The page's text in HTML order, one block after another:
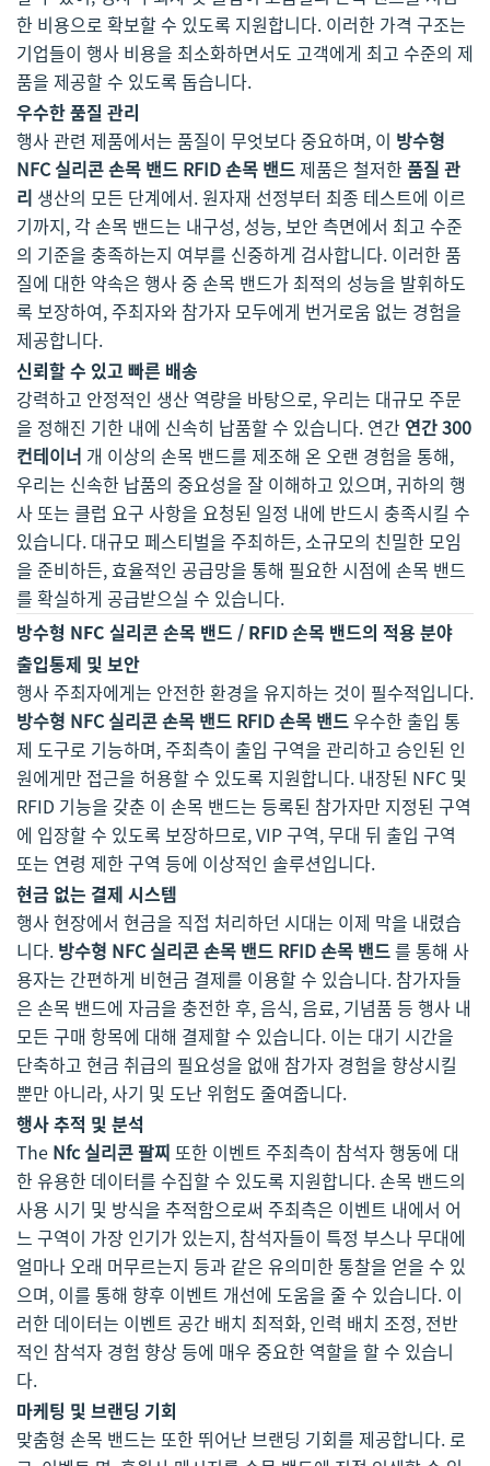
한 비용으로 확보할 수 있도록 지원합니다. 이러한 가격 구조는
기업들이 행사 비용을 최소화하면서도 고객에게 최고 수준의 제
품을 제공할 수 있도록 돕습니다.
우수한 품질 관리
행사 관련 제품에서는 품질이 무엇보다 중요하며, 이 방수형
NFC 실리콘 손목 밴드 RFID 손목 밴드제품은 철저한품질 관
리 생산의 모든 단계에서. 원자재 선정부터 최종 테스트에 이르
기까지, 각 손목 밴드는 내구성, 성능, 보안 측면에서 최고 수준
의 기준을 충족하는지 여부를 신중하게 검사합니다. 이러한 품
질에 대한 약속은 행사 중 손목 밴드가 최적의 성능을 발휘하도
록 보장하여, 주최자와 참가자 모두에게 번거로움 없는 경험을
제공합니다.
신뢰할 수 있고 빠른 배송
강력하고 안정적인 생산 역량을 바탕으로, 우리는 대규모 주문
을 정해진 기한 내에 신속히 납품할 수 있습니다. 연간 연간 300
컨테이너 개 이상의 손목 밴드를 제조해 온 오랜 경험을 통해,
우리는 신속한 납품의 중요성을 잘 이해하고 있으며, 귀하의 행
사 또는 클럽 요구 사항을 요청된 일정 내에 반드시 충족시킬 수
있습니다. 대규모 페스티벌을 주최하든, 소규모의 친밀한 모임
을 준비하든, 효율적인 공급망을 통해 필요한 시점에 손목 밴드
를 확실하게 공급받으실 수 있습니다.
방수형 NFC 실리콘 손목 밴드 / RFID 손목 밴드의 적용 분야
출입통제 및 보안
행사 주최자에게는 안전한 환경을 유지하는 것이 필수적입니다.
방수형 NFC 실리콘 손목 밴드 RFID 손목 밴드우수한 출입 통
제 도구로 기능하며, 주최측이 출입 구역을 관리하고 승인된 인
원에게만 접근을 허용할 수 있도록 지원합니다. 내장된 NFC 및
RFID 기능을 갖춘 이 손목 밴드는 등록된 참가자만 지정된 구역
에 입장할 수 있도록 보장하므로, VIP 구역, 무대 뒤 출입 구역
또는 연령 제한 구역 등에 이상적인 솔루션입니다.
현금 없는 결제 시스템
행사 현장에서 현금을 직접 처리하던 시대는 이제 막을 내렸습
니다. 방수형 NFC 실리콘 손목 밴드 RFID 손목 밴드를 통해 사
용자는 간편하게 비현금 결제를 이용할 수 있습니다. 참가자들
은 손목 밴드에 자금을 충전한 후, 음식, 음료, 기념품 등 행사 내
모든 구매 항목에 대해 결제할 수 있습니다. 이는 대기 시간을
단축하고 현금 취급의 필요성을 없애 참가자 경험을 향상시킬
뿐만 아니라, 사기 및 도난 위험도 줄여줍니다.
행사 추적 및 분석
The Nfc 실리콘 팔찌 또한 이벤트 주최측이 참석자 행동에 대
한 유용한 데이터를 수집할 수 있도록 지원합니다. 손목 밴드의
사용 시기 및 방식을 추적함으로써 주최측은 이벤트 내에서 어
느 구역이 가장 인기가 있는지, 참석자들이 특정 부스나 무대에
얼마나 오래 머무르는지 등과 같은 유의미한 통찰을 얻을 수 있
으며, 이를 통해 향후 이벤트 개선에 도움을 줄 수 있습니다. 이
러한 데이터는 이벤트 공간 배치 최적화, 인력 배치 조정, 전반
적인 참석자 경험 향상 등에 매우 중요한 역할을 할 수 있습니
다.
마케팅 및 브랜딩 기회
맞춤형 손목 밴드는 또한 뛰어난 브랜딩 기회를 제공합니다. 로